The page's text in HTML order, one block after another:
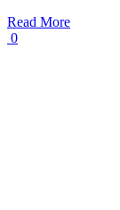
Read More
0